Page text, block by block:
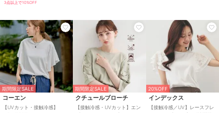
3点以上で10%OFF
期間限定SALE
コーエン
【UVカット・接触冷感】
期間限定SALE
クチュールブローチ
【接触冷感・UVカット】エン
20%OFF
インデックス
【接触冷感／UV】レースフレ